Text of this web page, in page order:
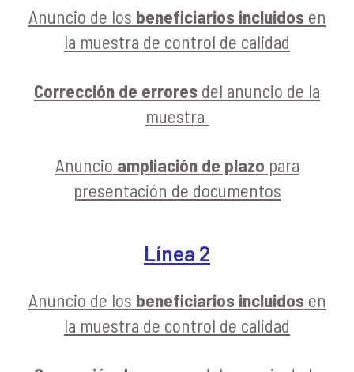
Anuncio de los beneficiarios incluidosen
la muestra de control de calidad
Corrección de errores del anuncio de la
muestra
Anuncio ampliación de plazo para
presentación de documentos
Línea 2
Anuncio de los beneficiarios incluidosen
la muestra de control de calidad